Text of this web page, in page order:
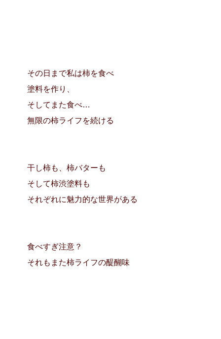
その日まで私は柿を食べ
塗料を作り、
そしてまた食べ…
無限の柿ライフを続ける
干し柿も、柿バターも
そして柿渋塗料も
それぞれに魅力的な世界がある
食べすぎ注意？
それもまた柿ライフの醍醐味